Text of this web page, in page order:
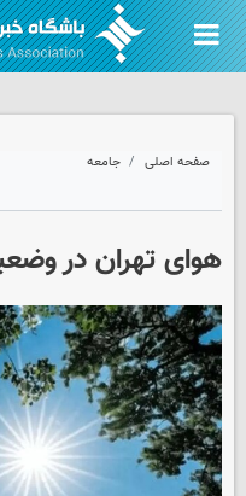
صفحه اصلی جامعه
هوای تهران در